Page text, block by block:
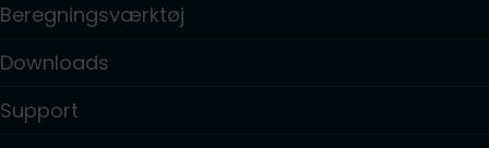
Beregningsværktøj
Downloads
Support